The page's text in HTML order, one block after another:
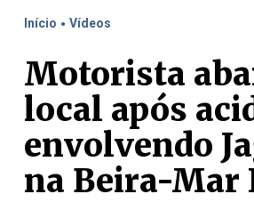
Início . Vídeos
Motorista
local após
envolvendo
na Beira-Mar